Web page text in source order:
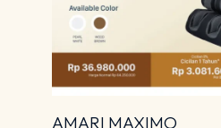
AMARI MAXIMO